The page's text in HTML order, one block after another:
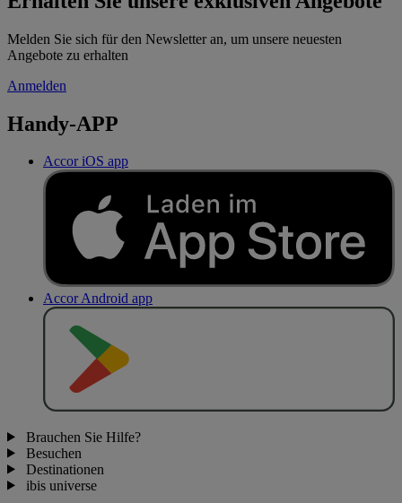
Melden Sie sich für den Newsletter an, um unsere neuesten
Angebote zu erhalten
Anmelden
Handy-APP
Accor iOS app
Accor Android app
Brauchen Sie Hilfe?
Besuchen
Destinationen
ibis universe